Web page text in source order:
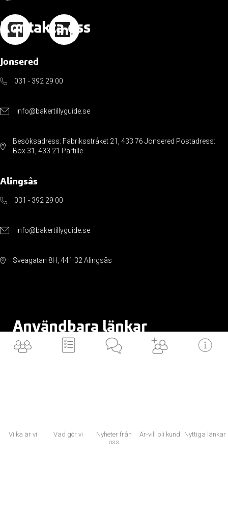
Kontakta oss
Jonsered
031 - 392 29 00
info@bakertillyguide.se
Besöksadress: Fabriksstråket 21, 433 76 Jonsered Postadress:
Box 31, 433 21 Partille
Alingsås
031 - 392 29 00
info@bakertillyguide.se
Sveagatan 8H, 441 32 Alingsås
Användbara länkar
NYTTIGA länkar
Vilka är vi Vad gör vi
Nyheter från
oss
Är-vill bli kund Nyttiga länkar